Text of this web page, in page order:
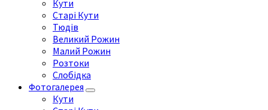
Кути
Старі Кути
Тюдів
Великий Рожин
Малий Рожин
Розтоки
Слобідка
Фотогалерея
Кути